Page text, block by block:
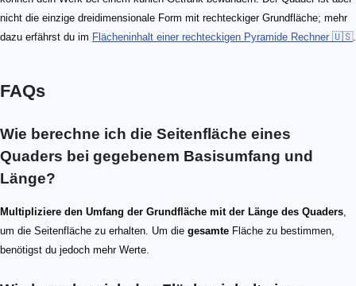
nicht die einzige dreidimensionale Form mit rechteckiger Grundfläche; mehr
dazu erfährst du im Flächeninhalt einer rechteckigen Pyramide Rechner 🇺🇸.
FAQs
Wie berechne ich die Seitenfläche eines
Quaders bei gegebenem Basisumfang und
Länge?
Multipliziere den Umfang der Grundfläche mit der Länge des Quaders
um die Seitenfläche zu erhalten. Um die gesamte Fläche zu bestimmen,
benötigst du jedoch mehr Werte.